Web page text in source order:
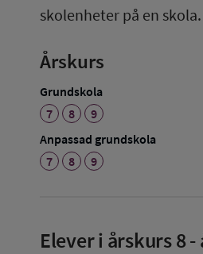
skolenheter på en skola.
Årskurs
Grundskola
7
8
9
Anpassad grundskola
7
8 9
Elever i årskurs 8-